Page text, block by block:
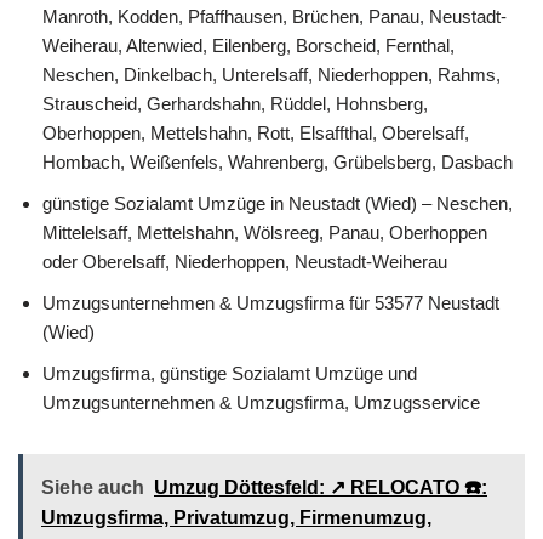
Manroth, Kodden, Pfaffhausen, Brüchen, Panau, Neustadt-
Weiherau, Altenwied, Eilenberg, Borscheid, Fernthal,
Neschen, Dinkelbach, Unterelsaff, Niederhoppen, Rahms,
Strauscheid, Gerhardshahn, Rüddel, Hohnsberg,
Oberhoppen, Mettelshahn, Rott, Elsaffthal, Oberelsaff,
Hombach, Weißenfels, Wahrenberg, Grübelsberg, Dasbach
günstige Sozialamt Umzüge in Neustadt (Wied) – Neschen,
Mittelelsaff, Mettelshahn, Wölsreeg, Panau, Oberhoppen
oder Oberelsaff, Niederhoppen, Neustadt-Weiherau
Umzugsunternehmen & Umzugsfirma für 53577 Neustadt
(Wied)
Umzugsfirma, günstige Sozialamt Umzüge und
Umzugsunternehmen & Umzugsfirma, Umzugsservice
Siehe auch Umzug Döttesfeld: ↗️ RELOCATO ☎️:
Umzugsfirma, Privatumzug, Firmenumzug,